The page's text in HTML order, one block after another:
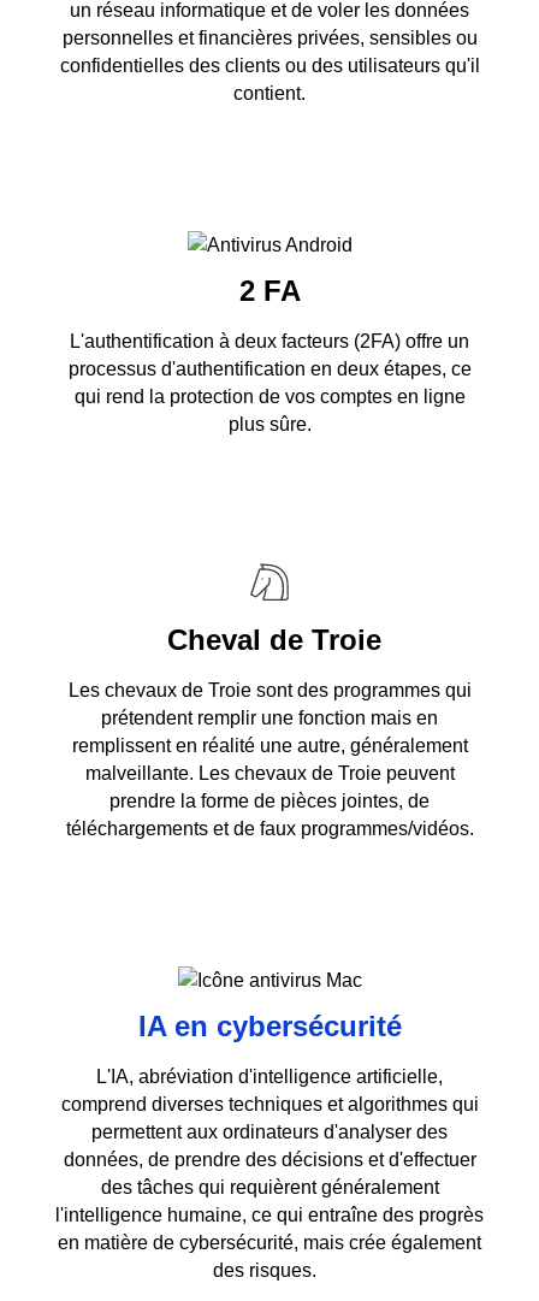
un réseau informatique et de voler les données
personnelles et financières privées, sensibles ou
confidentielles des clients ou des utilisateurs qu'il
contient.
2 FA
L'authentification à deux facteurs (2FA) offre un
processus d'authentification en deux étapes, ce
qui rend la protection de vos comptes en ligne
plus sûre.
Cheval de Troie
Les chevaux de Troie sont des programmes qui
prétendent remplir une fonction mais en
remplissent en réalité une autre, généralement
malveillante. Les chevaux de Troie peuvent
prendre la forme de pièces jointes, de
téléchargements et de faux programmes/vidéos.
IA en cybersécurité
L'IA, abréviation d'intelligence artificielle,
comprend diverses techniques et algorithmes qui
permettent aux ordinateurs d'analyser des
données, de prendre des décisions et d'effectuer
des tâches qui requièrent généralement
l'intelligence humaine, ce qui entraîne des progrès
en matière de cybersécurité, mais crée également
des risques.